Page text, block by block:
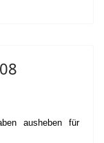
ausheben für